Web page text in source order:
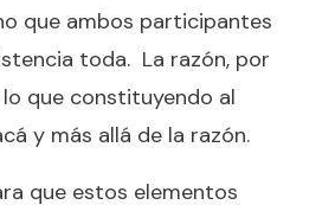
que ambos participantes
toda. La razón, por
que constituyendo al
y más allá de la razón.
que estos elementos